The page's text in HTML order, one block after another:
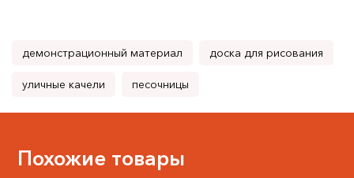
демонстрационный материал доска для рисования
уличные качели песочницы
Похожие товары